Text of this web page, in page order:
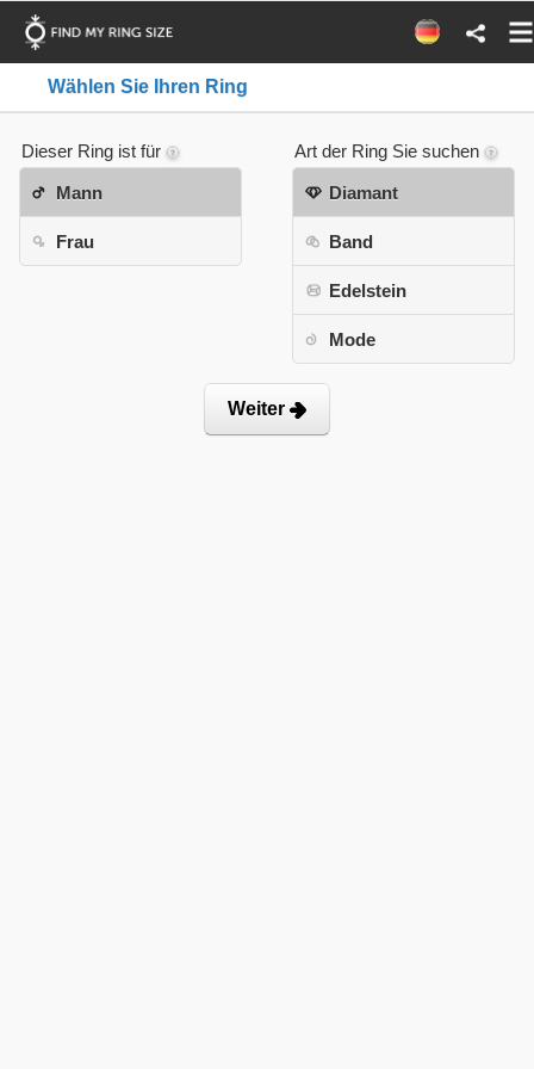
Wählen Sie Ihren Ring
Dieser Ring ist für
Mann
Frau
Art der Ring Sie suchen
Diamant
Band
Edelstein
Mode
Weiter